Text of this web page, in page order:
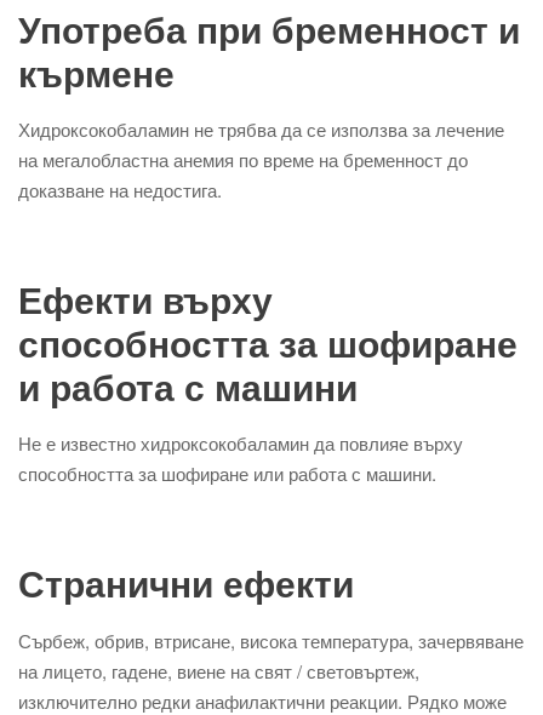
Употреба при бременност и
кърмене
Хидроксокобаламин не трябва да се използва за лечение
на мегалобластна анемия по време на бременност до
доказване на недостига.
Ефекти върху
способността за шофиране
и работа с машини
Не е известно хидроксокобаламин да повлияе върху
способността за шофиране или работа с машини.
Странични ефекти
Сърбеж, обрив, втрисане, висока температура, зачервяване
на лицето, гадене, виене на свят / световъртеж,
изключително редки анафилактични реакции. Рядко може